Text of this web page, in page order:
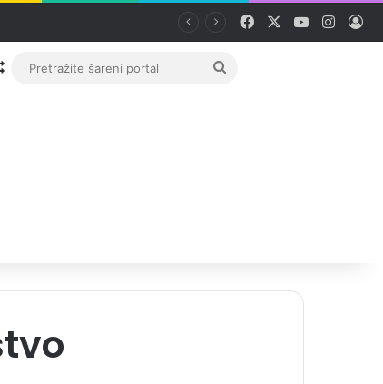
Facebook YouTube
Random članak
Pretražite